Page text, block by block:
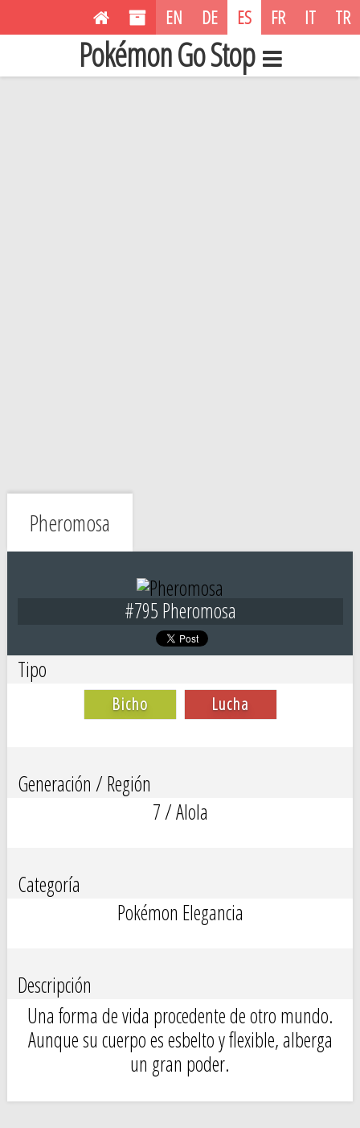
EN DE ES FR IT TR
Pokémon Go Stop
Pheromosa
#795 Pheromosa
Tipo
Bicho Lucha
Generación / Región
7 / Alola
Categoría
Pokémon Elegancia
Descripción
Una forma de vida procedente de otro mundo.
Aunque su cuerpo es esbelto y flexible, alberga
un gran poder.